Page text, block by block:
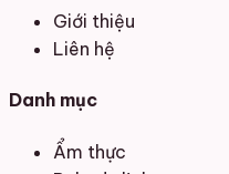
Giới thiệu
Liên hệ
Danh mục
Ẩm thực